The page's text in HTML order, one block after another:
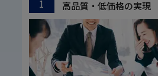
1
高品質・低価格の実現